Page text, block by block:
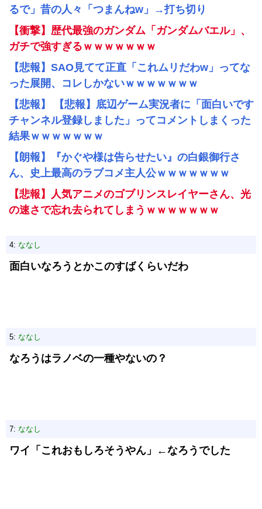
るで」昔の人々「つまんねw」→打ち切り
【衝撃】歴代最強のガンダム「ガンダムバエル」、
ガチで強すぎるｗｗｗｗｗｗｗ
【悲報】SAO見てて正直「これムリだわw」ってな
った展開、コレしかないｗｗｗｗｗｗｗ
【悲報】 【悲報】底辺ゲーム実況者に「面白いです
チャンネル登録しました」ってコメントしまくった
結果ｗｗｗｗｗｗｗ
【朗報】『かぐや様は告らせたい』の白銀御行さ
ん、史上最高のラブコメ主人公ｗｗｗｗｗｗｗ
【悲報】人気アニメのゴブリンスレイヤーさん、光
の速さで忘れ去られてしまうｗｗｗｗｗｗｗ
4: ななし
面白いなろうとかこのすばくらいだわ
5: ななし
なろうはラノベの一種やないの？
7: ななし
ワイ「これおもしろそうやん」←なろうでした